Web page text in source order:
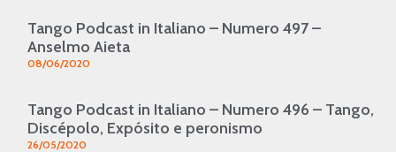
Tango Podcast in Italiano – Numero 497 –
Anselmo Aieta
08/06/2020
Tango Podcast in Italiano – Numero 496 – Tango,
Discépolo, Expósito e peronismo
26/05/2020